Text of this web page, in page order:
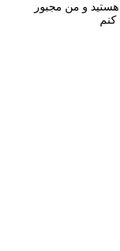
و من مجبور
کنم